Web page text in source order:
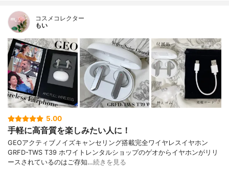
コスメコレクター
もい
5.00
手軽に高音質を楽しみたい人に！
GEOアクティブノイズキャンセリング搭載完全ワイヤレスイヤホン
GRFD-TWS T39 ホワイトレンタルショップのゲオからイヤホンがリリ
ースされているのはご存知…続きを見る